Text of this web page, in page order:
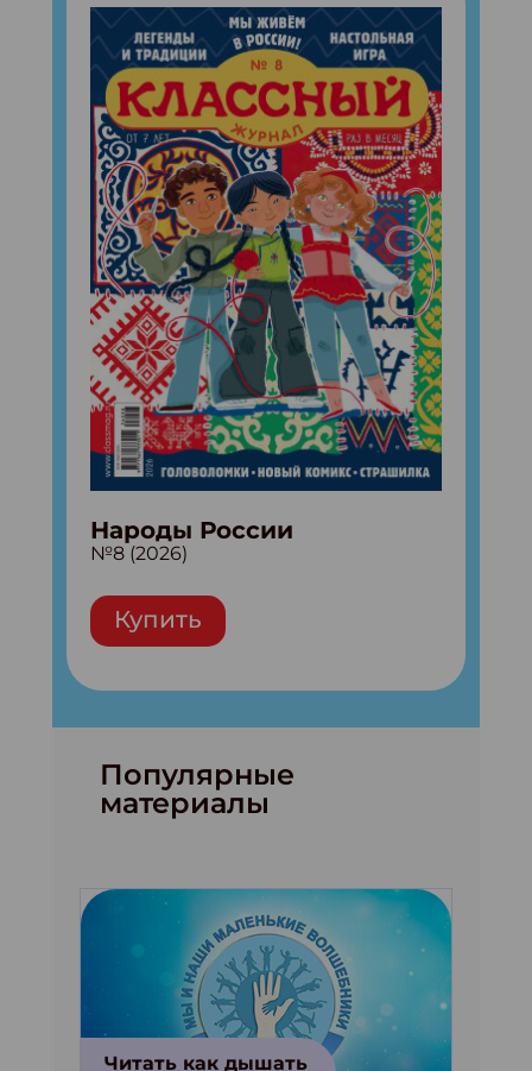
Народы России
№8 (2026)
Купить
Популярные
материалы
Читать как дышать